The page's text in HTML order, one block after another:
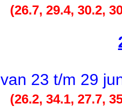
(26.7, 29.4, 30.2,
van 23 t/m 29
(26.2, 34.1, 27.7,